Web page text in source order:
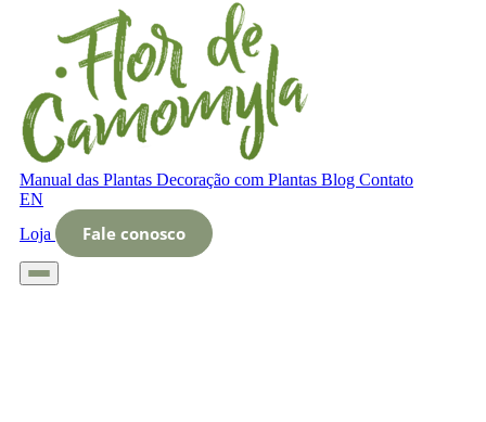
Manual das Plantas Decoração com Plantas Blog Contato
EN
Loja
Fale conosco